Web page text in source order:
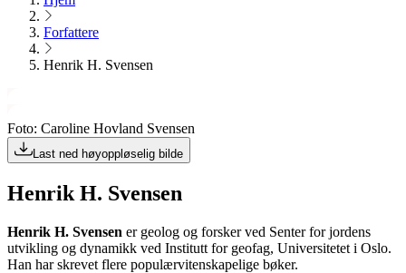
Forfattere
Henrik H. Svensen
Foto: Caroline Hovland Svensen
Last ned høyoppløselig bilde
Henrik H. Svensen
Henrik H. Svensen er geolog og forsker ved Senter for jordens
utvikling og dynamikk ved Institutt for geofag, Universitetet i Oslo.
Han har skrevet flere populærvitenskapelige bøker.